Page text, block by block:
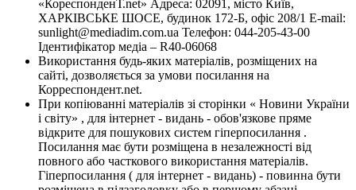
«КореспонденТ.net» Адреса: 02091, місто Київ,
ХАРКІВСЬКЕ ШОСЕ, будинок 172-Б, офіс 208/1 E-mail:
sunlight@mediadim.com.ua Телефон: 044-205-43-00
Ідентифікатор медіа – R40-06068
Використання будь-яких матеріалів, розміщених на
сайті, дозволяється за умови посилання на
Корреспондент.net.
При копіюванні матеріалів зі сторінки « Новини України
і світу» , для інтернет - видань - обов'язкове пряме
відкрите для пошукових систем гіперпосилання .
Посилання має бути розміщена в незалежності від
повного або часткового використання матеріалів.
Гіперпосилання ( для інтернет - видань) - повинна бути